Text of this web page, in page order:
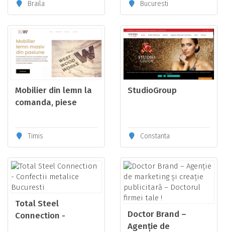
Braila Bucuresti
Mobilier din lemn la
comanda, piese
Timis
StudioGroup
Constanta
Total Steel
Connection -
Doctor Brand –
Agenție de